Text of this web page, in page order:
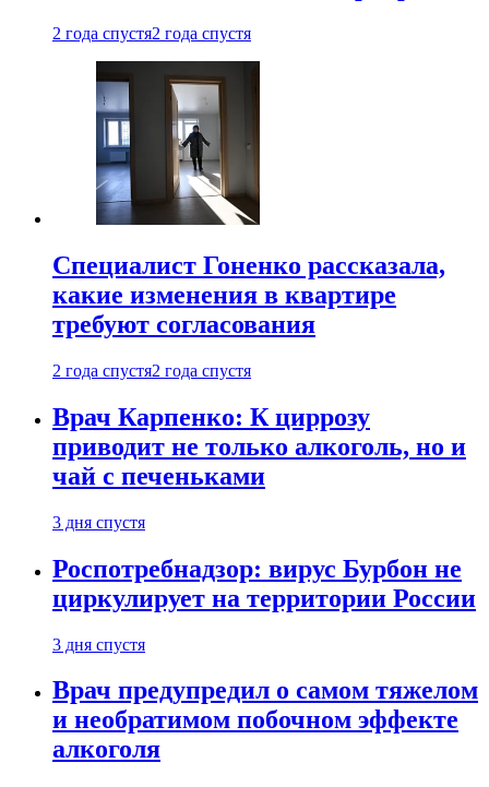
2 года спустя2 года спустя
Специалист Гоненко рассказала,
какие изменения в квартире
требуют согласования
2 года спустя2 года спустя
Врач Карпенко: К циррозу
приводит не только алкоголь, но и
чай с печеньками
3 дня спустя
Роспотребнадзор: вирус Бурбон не
циркулирует на территории России
3 дня спустя
Врач предупредил о самом тяжелом
и необратимом побочном эффекте
алкоголя